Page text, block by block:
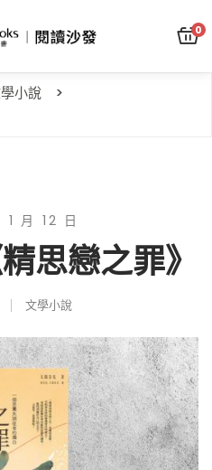
0
小說
月 12 日
思戀之罪》
文學小說